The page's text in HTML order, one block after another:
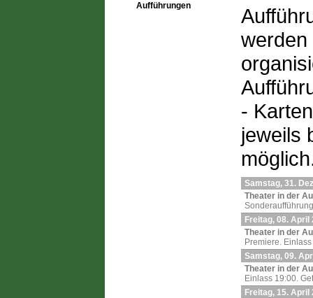
Aufführungen
werden
-
jeweils
Samstag, 31.
Theater in der
Freitag, 08. April
Theater in der
Premiere.
Samstag, 09.
Theater in der
Einlass 19:00.
Freitag, 15. April